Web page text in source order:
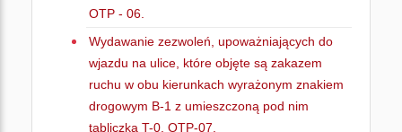
OTP - 06.
Wydawanie zezwoleń, upoważniających do
wjazdu na ulice, które objęte są zakazem
ruchu w obu kierunkach wyrażonym znakiem
drogowym B-1 z umieszczoną pod nim
tabliczką T-0. OTP-07.